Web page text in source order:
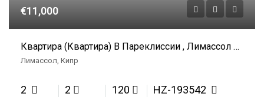
€11,000
Квартира (Квартира) В Пареклиссии , Лимассол В Аренду
Лимассол, Кипр
2 2 120 HZ-193542